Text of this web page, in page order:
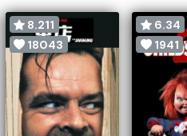
8.211
18043
6.34
1941